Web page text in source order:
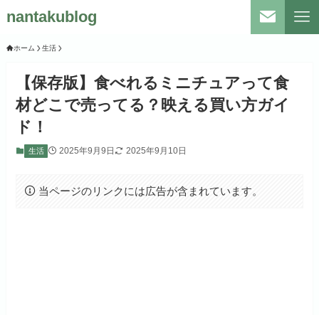
nantakublog
ホーム 生活
【保存版】食べれるミニチュアって食
材どこで売ってる？映える買い方ガイ
ド！
生活 2025年9月9日 2025年9月10日
当ページのリンクには広告が含まれています。